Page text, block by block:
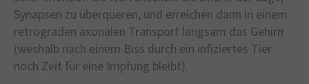
Synapsen zu überqueren, und erreichen dann in einem
retrograden axonalen Transport langsam das Gehirn
(weshalb nach einem Biss durch ein infiziertes Tier
noch Zeit für eine Impfung bleibt).